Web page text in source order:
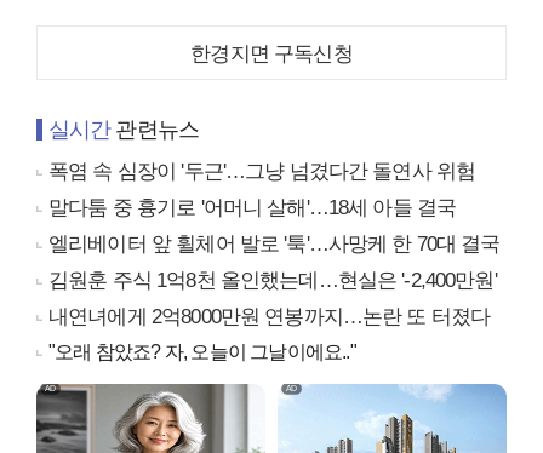
한경지면 구독신청
실시간관련뉴스
폭염 속 심장이 '두근'…그냥 넘겼다간 돌연사 위험
말다툼 중 흉기로 '어머니 살해'…18세 아들 결국
엘리베이터 앞 휠체어 발로 '툭'…사망케 한 70대 결국
김원훈 주식 1억8천 올인했는데…현실은 '-2,400만원'
내연녀에게 2억8000만원 연봉까지…논란 또 터졌다
"오래 참았죠? 자, 오늘이 그날이에요.."